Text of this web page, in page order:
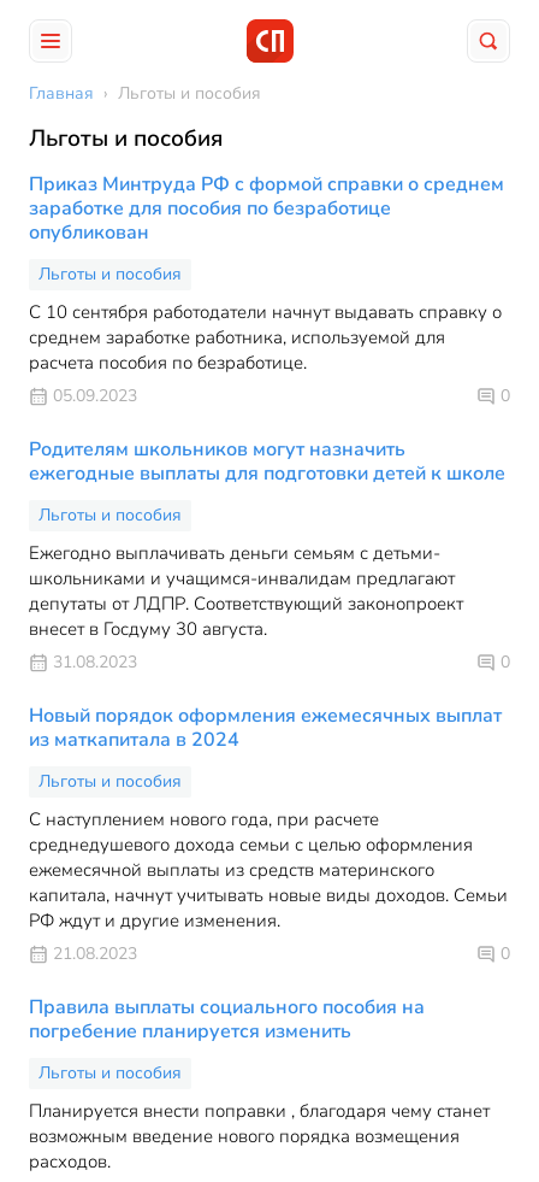
Главная › Льготы и пособия
Льготы и пособия
Приказ Минтруда РФ с формой справки о среднем
заработке для пособия по безработице
опубликован
Льготы и пособия
С 10 сентября работодатели начнут выдавать справку о
среднем заработке работника, используемой для
расчета пособия по безработице.
05.09.2023 0
Родителям школьников могут назначить
ежегодные выплаты для подготовки детей к школе
Льготы и пособия
Ежегодно выплачивать деньги семьям с детьми-
школьниками и учащимся-инвалидам предлагают
депутаты от ЛДПР. Соответствующий законопроект
внесет в Госдуму 30 августа.
31.08.2023 0
Новый порядок оформления ежемесячных выплат
из маткапитала в 2024
Льготы и пособия
С наступлением нового года, при расчете
среднедушевого дохода семьи с целью оформления
ежемесячной выплаты из средств материнского
капитала, начнут учитывать новые виды доходов. Семьи
РФ ждут и другие изменения.
21.08.2023 0
Правила выплаты социального пособия на
погребение планируется изменить
Льготы и пособия
Планируется внести поправки , благодаря чему станет
возможным введение нового порядка возмещения
расходов.